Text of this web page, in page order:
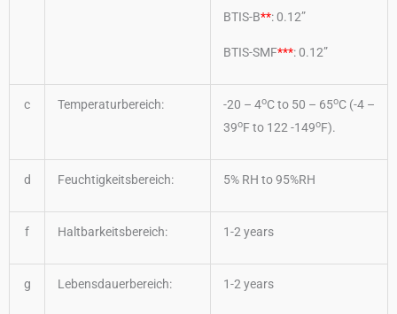
BTIS-B**: 0.12”
BTIS-SMF***: 0.12”
c Temperaturbereich: -20 – 4oC to 50 – 65oC (-4 –
39oF to 122 -149oF).
d Feuchtigkeitsbereich: 5% RH to 95%RH
f Haltbarkeitsbereich: 1-2 years
g Lebensdauerbereich: 1-2 years